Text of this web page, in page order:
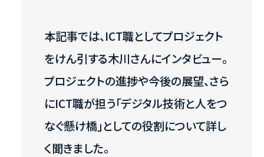
本記事では、ICT職としてプロジェクト
をけん引する木川さんにインタビュー。
プロジェクトの進捗や今後の展望、さら
にICT職が担う「デジタル技術と人をつ
なぐ懸け橋」としての役割について詳し
く聞きました。